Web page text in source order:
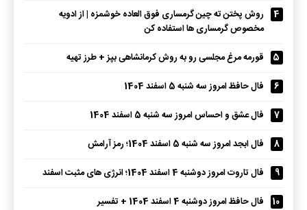
4
روش پختن ته چین گرمساری فوق العاده خوشمزه | از ادویه
مخصوص گرمساری ها استفاده کن
5
قورمه مرغ مجلسی رو به روش کرمانشاهی بپز + طرز تهیه
6
فال حافظ امروز سه شنبه 5 اسفند 1404
7
فال عشق و احساس امروز سه شنبه 5 اسفند 1404
8
فال ابجد امروز سه شنبه 5 اسفند 1404؛ رمز آرامش
9
فال تاروت امروز دوشنبه 4 اسفند 1404؛ انرژی های مثبت اسفند
10
فال حافظ امروز دوشنبه 4 اسفند 1404 + تفسیر